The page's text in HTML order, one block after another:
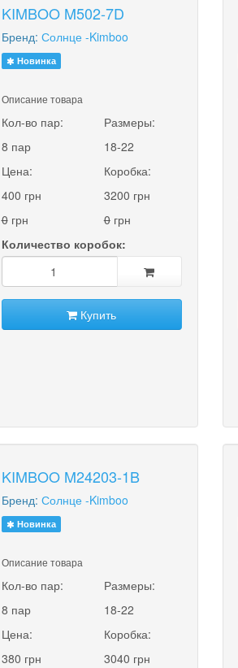
KIMBOO M502-7D
Бренд: Солнце -Kimboo
Новинка
Описание товара
Кол-во пар:
8 пар
Размеры:
18-22
Цена:
400 грн
0грн
Коробка:
3200 грн
0грн
Количество коробок:
Купить
KIMBOO M24203-1B
Бренд: Солнце -Kimboo
Новинка
Описание товара
Кол-во пар:
8 пар
Размеры:
18-22
Цена:
380 грн
Коробка:
3040 грн